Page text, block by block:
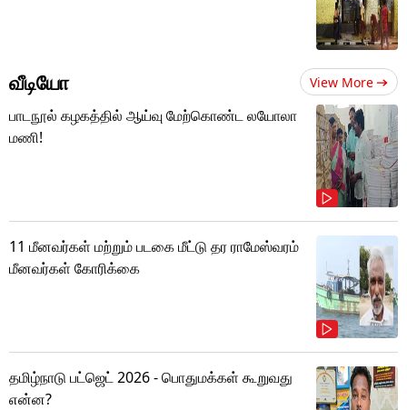
வீடியோ View More
பாடநூல் கழகத்தில் ஆய்வு மேற்கொண்ட லயோலா
மணி!
11 மீனவர்கள் மற்றும் படகை மீட்டு தர ராமேஸ்வரம்
மீனவர்கள் கோரிக்கை
தமிழ்நாடு பட்ஜெட் 2026 - பொதுமக்கள் கூறுவது
என்ன?